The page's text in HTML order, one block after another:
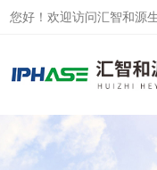
您好！欢迎访问汇智和源